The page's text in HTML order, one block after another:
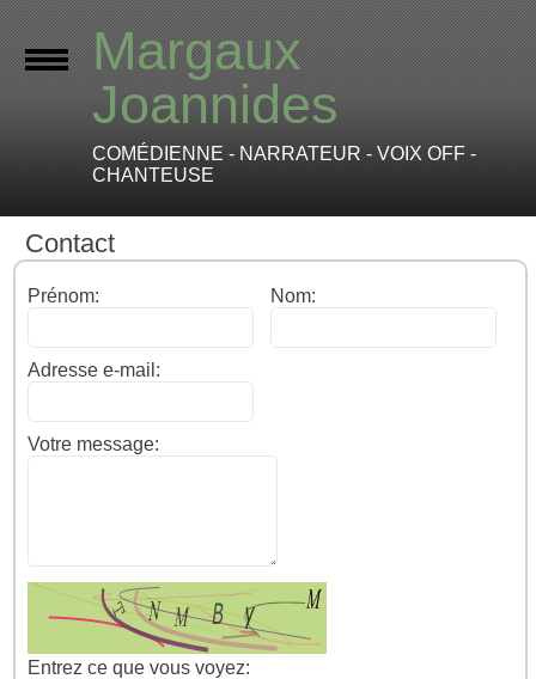
Margaux
Joannides
COMÉDIENNE - NARRATEUR - VOIX OFF -
CHANTEUSE
Contact
Prénom: Nom:
Adresse e-mail:
Votre message:
Entrez ce que vous voyez: